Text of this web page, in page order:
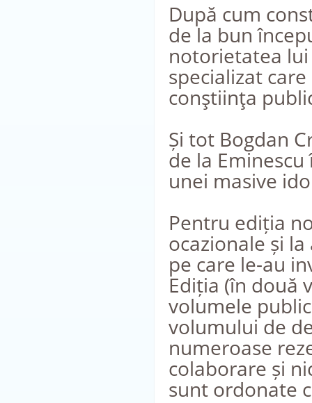
După cum
de la bun
notorietatea
specializat
conştiinţa
Și tot Bogdan
de la
unei masive
Pentru ediția
ocazionale și
pe care le-au
Ediția (în două
volumele
volumului de
numeroase
colaborare și
sunt ordonate